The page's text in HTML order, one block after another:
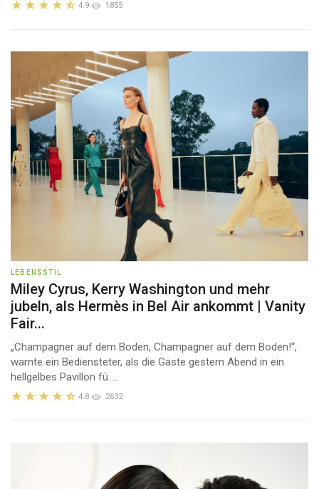
4.9 1855
LEBENSSTIL
Miley Cyrus, Kerry Washington und mehr
jubeln, als Hermès in Bel Air ankommt | Vanity
Fair...
„Champagner auf dem Boden, Champagner auf dem Boden!“,
warnte ein Bediensteter, als die Gäste gestern Abend in ein
hellgelbes Pavillon fü ...
4.8 2632